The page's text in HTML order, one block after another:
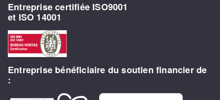
Entreprise certifiée ISO9001
et ISO 14001
Entreprise bénéficiaire du soutien financier de
: